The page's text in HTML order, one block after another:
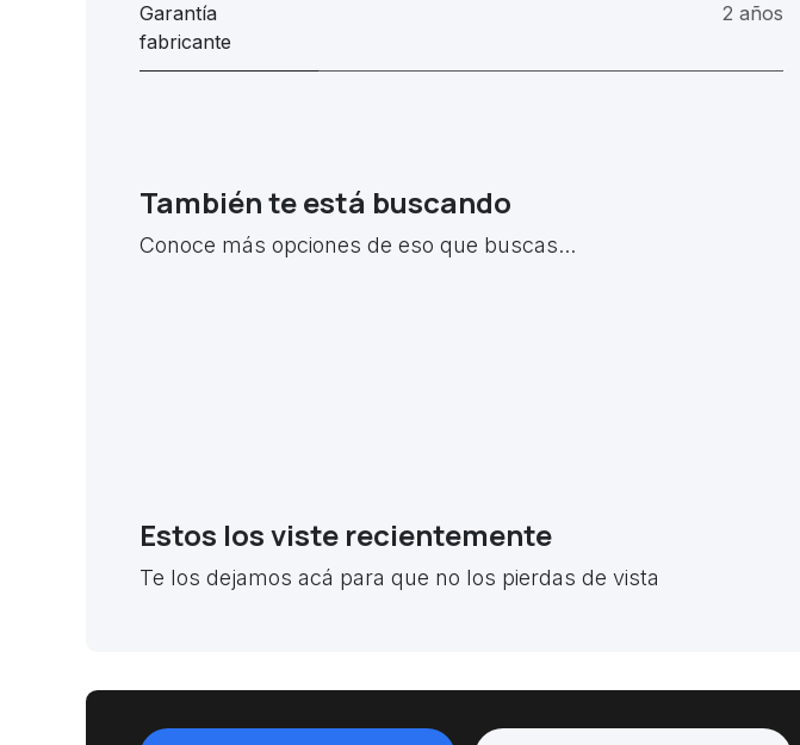
Garantía
fabricante
2 años
También te está buscando
Conoce más opciones de eso que buscas...
Estos los viste recientemente
Te los dejamos acá para que no los pierdas de vista